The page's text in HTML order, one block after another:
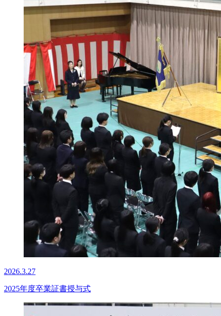
2026.3.27
2025年度卒業証書授与式